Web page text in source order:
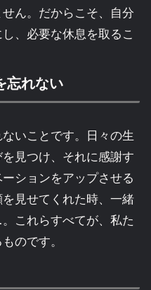
ん。だからこそ、自分
、必要な休息を取るこ
忘れない
いことです。日々の生
見つけ、それに感謝す
ションをアップさせる
見せてくれた時、一緒
これらすべてが、私た
のです。